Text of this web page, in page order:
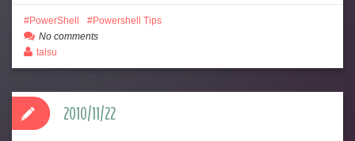
PowerShell
Powershell Tips
No comments
talsu
2010/11/22